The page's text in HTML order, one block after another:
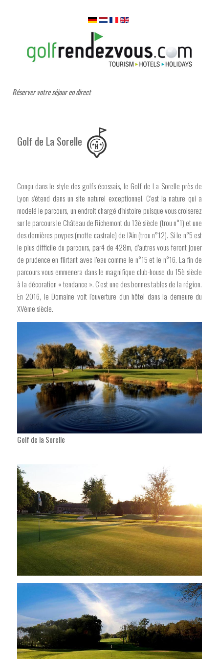
Réserver votre séjour en direct
Golf de La Sorelle
Conçu dans le style des golfs écossais, le Golf de La Sorelle près de
Lyon s’étend dans un site naturel exceptionnel. C’est la nature qui a
modelé le parcours, un endroit chargé d’histoire puisque vous croiserez
sur le parcours le Château de Richemont du 13è siècle (trou n°1) et une
des dernières poypes (motte castrale) de l’Ain (trou n°12). Si le n°5 est
le plus difficile du parcours, par4 de 428m, d’autres vous feront jouer
de prudence en flirtant avec l’eau comme le n°15 et le n°16. La fin de
parcours vous emmenera dans le magnifique club-house du 15è siècle
à la décoration « tendance ». C’est une des bonnes tables de la région.
En 2016, le Domaine voit l'ouverture d'un hôtel dans la demeure du
XVème siècle.
Golf de la Sorelle